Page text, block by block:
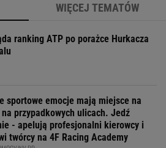
WIĘCEJ TEMATÓW
ranking ATP po porażce Hurkacza
sportowe emocje mają miejsce na
przypadkowych ulicach. Jedź
- apelują profesjonalni kierowcy i
twórcy na 4F Racing Academy